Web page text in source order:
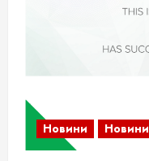
Новини Новини